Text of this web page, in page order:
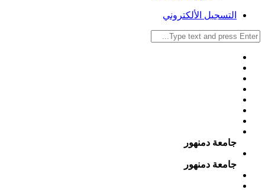
التسجيل الألكتروني
جامعة دمنهور
جامعة دمنهور